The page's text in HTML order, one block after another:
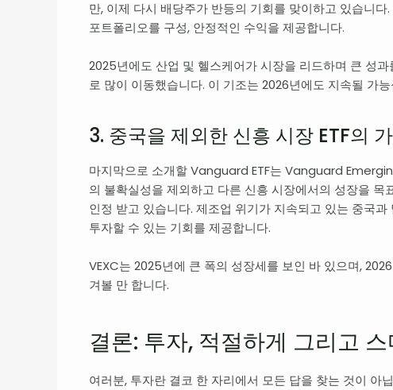
만, 이제 다시 배당주가 반등의 기회를 맞이하고 있습니
포트폴리오를 구성, 안정적인 수익을 제공합니다.
2025년에도 산업 및 헬스케어가 시장을 리드하며 큰 성
로 많이 이동했습니다. 이 기조는 2026년에도 지속될 가
3. 중국을 제외한 신흥 시장 ETF의
마지막으로 소개할 Vanguard ETF는 Vanguard
의 불확실성을 제외하고 다른 신흥 시장에서의 성장을 목
인정 받고 있습니다. 제조업 위기가 지속되고 있는 중국
투자할 수 있는 기회를 제공합니다.
VEXC는 2025년에 큰 폭의 성장세를 보인 바 있으며,
겨볼 만 합니다.
결론: 투자, 적절하게 그리고
여러분, 투자란 결코 한 자리에서 모든 답을 찾는 것이 아